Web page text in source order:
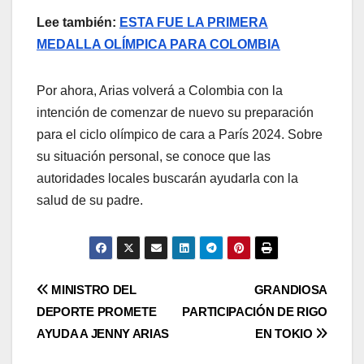
Lee también: ESTA FUE LA PRIMERA
MEDALLA OLÍMPICA PARA COLOMBIA
Por ahora, Arias volverá a Colombia con la
intención de comenzar de nuevo su preparación
para el ciclo olímpico de cara a París 2024. Sobre
su situación personal, se conoce que las
autoridades locales buscarán ayudarla con la
salud de su padre.
GRANDIOSA
PARTICIPACIÓN DE RIGO
EN TOKIO
MINISTRO DEL
DEPORTE PROMETE
AYUDA A JENNY ARIAS